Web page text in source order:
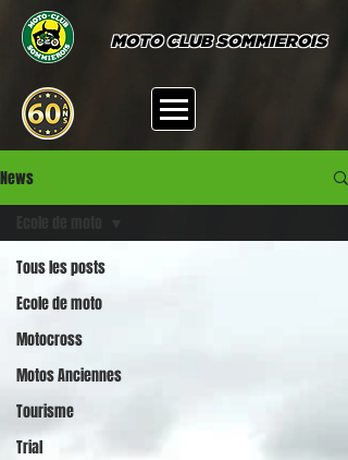
MOTO CLUB SOMMIEROIS
News
Tous les posts
Ecole de moto
Motocross
Motos Anciennes
Tourisme
Trial